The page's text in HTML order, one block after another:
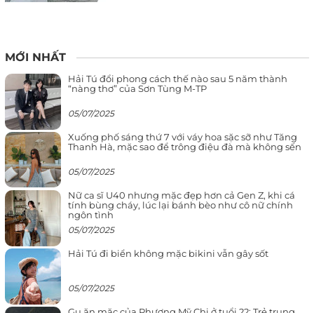
MỚI NHẤT
Hải Tú đổi phong cách thế nào sau 5 năm thành
“nàng thơ” của Sơn Tùng M-TP
05/07/2025
Xuống phố sáng thứ 7 với váy hoa sặc sỡ như Tăng
Thanh Hà, mặc sao để trông điệu đà mà không sến
05/07/2025
Nữ ca sĩ U40 nhưng mặc đẹp hơn cả Gen Z, khi cá
tính bùng cháy, lúc lại bánh bèo như cô nữ chính
ngôn tình
05/07/2025
Hải Tú đi biển không mặc bikini vẫn gây sốt
05/07/2025